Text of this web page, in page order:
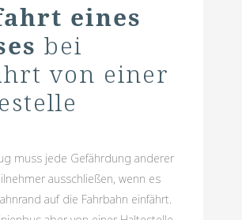
eines
bei
von einer
muss jede Gefährdung anderer
ausschließen, wenn es
auf die Fahrbahn einfährt.